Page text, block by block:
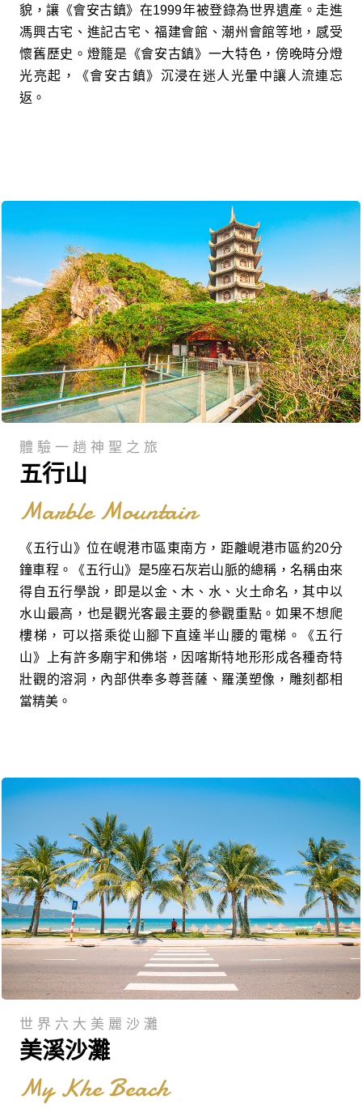
貌，讓《會安古鎮》在1999年被登錄為世界遺產。走進
馮興古宅、進記古宅、福建會館、潮州會館等地，感受
懷舊歷史。燈籠是《會安古鎮》一大特色，傍晚時分燈
光亮起，《會安古鎮》沉浸在迷人光暈中讓人流連忘
返。
體驗一趟神聖之旅
五行山
Marble Mountain
《五行山》位在峴港市區東南方，距離峴港市區約20分
鐘車程。《五行山》是5座石灰岩山脈的總稱，名稱由來
得自五行學說，即是以金、木、水、火土命名，其中以
水山最高，也是觀光客最主要的參觀重點。如果不想爬
樓梯，可以搭乘從山腳下直達半山腰的電梯。《五行
山》上有許多廟宇和佛塔，因喀斯特地形形成各種奇特
壯觀的溶洞，內部供奉多尊菩薩、羅漢塑像，雕刻都相
當精美。
世界六大美麗沙灘
美溪沙灘
My Khe Beach